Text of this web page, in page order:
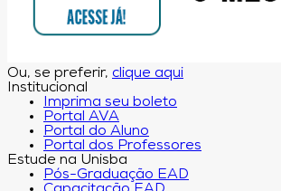
Ou, se preferir, clique aqui
Institucional
Imprima seu boleto
Portal AVA
Portal do Aluno
Portal dos Professores
Estude na Unisba
Pós-Graduação EAD